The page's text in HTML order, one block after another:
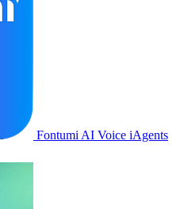
Fontumi AI Voice iAgents